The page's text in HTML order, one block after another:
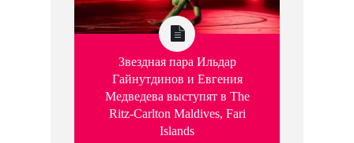
Звездная пара Ильдар
Гайнутдинов и Евгения
Медведева выступят в The
Ritz-Carlton Maldives, Fari
Islands